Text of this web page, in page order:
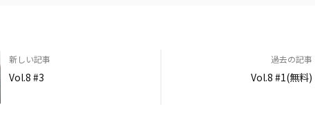
新しい記事
Vol.8 #3
過去の記事
Vol.8 #1(無料)